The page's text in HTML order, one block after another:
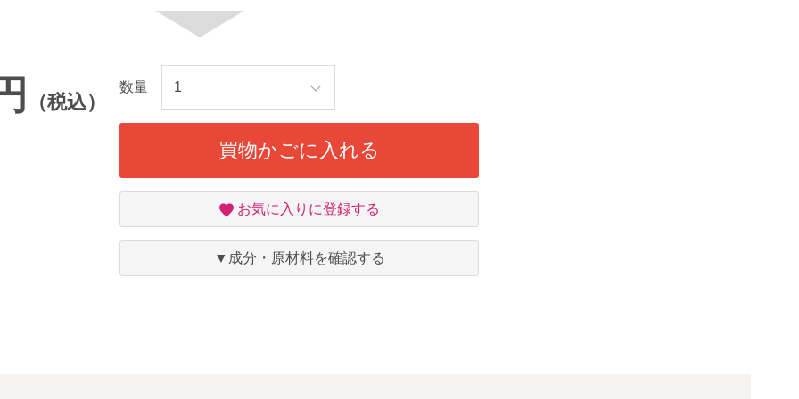
（税込）
数量
買物かごに入れる
お
入
り
お気に入りに登録する
▼成分・原材料を確認する